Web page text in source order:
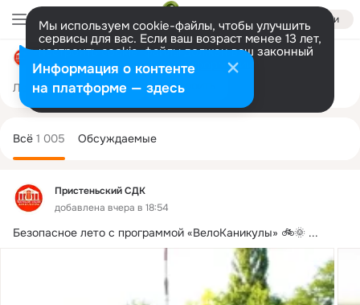
Войти
Мы используем cookie-файлы, чтобы улучшить
сервисы для вас. Если ваш возраст менее 13 лет,
настроить cookie-файлы должен ваш законный
представитель. Больше информации
Разрешить все Настроить
Лента Участники 691 Темы 1K
Пристеньский СДК
добавлена вчера в 18:54
Безопасное лето с программой «ВелоКаникулы» 🚲🌞 ...
колонка
Всё 1 005 Обсуждаемые
Информация о контенте
на платформе — здесь